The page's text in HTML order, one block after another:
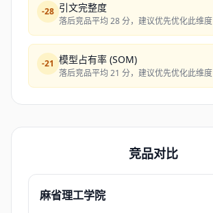
-28 引文完整度
落后竞品平均 28 分，建议优先优化此维度
-21 模型占有率 (SOM)
落后竞品平均 21 分，建议优先优化此维度
竞品对比
麻省理工学院